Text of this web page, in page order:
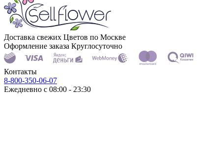
Доставка свежих Цветов по Москве
Оформление заказа Круглосуточно
Контакты
8-800-350-06-07
Ежедневно с 08:00 - 23:30